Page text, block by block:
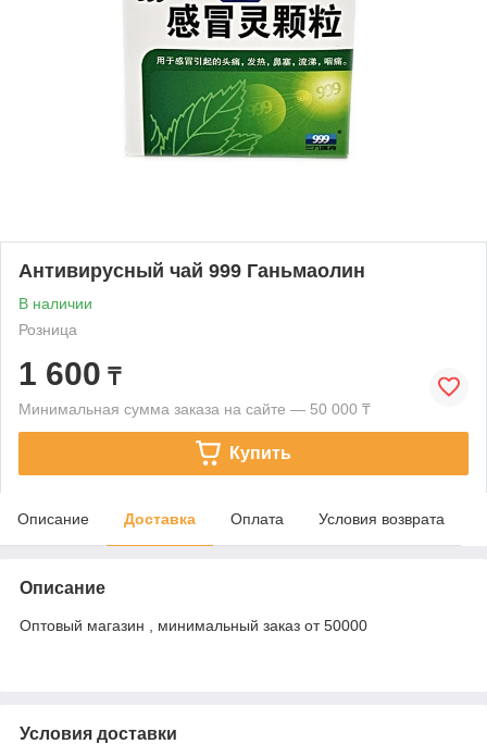
Антивирусный чай 999 Ганьмаолин
В наличии
Розница
1 600 ₸
Минимальная сумма заказа на сайте — 50 000 ₸
Купить
Описание Доставка Оплата Условия возврата
Описание
Оптовый магазин , минимальный заказ от 50000
Условия доставки